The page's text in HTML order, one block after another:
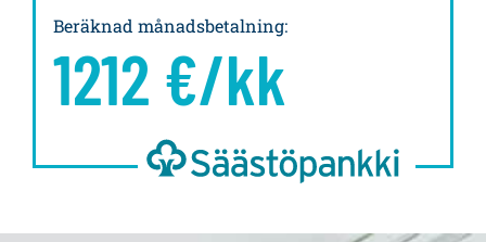
Beräknad månadsbetalning:
1212 €/kk